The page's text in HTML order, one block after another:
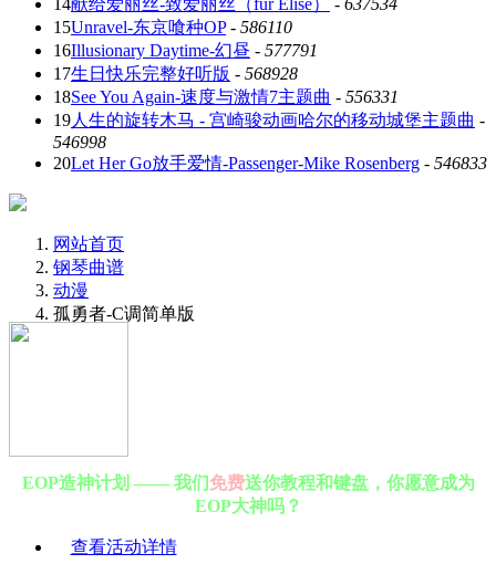
14献给爱丽丝-致爱丽丝（für Elise） - 637534
15Unravel-东京喰种OP- 586110
16Illusionary Daytime-幻昼 - 577791
17生日快乐完整好听版 - 568928
18See You Again-速度与激情7主题曲 - 556331
19人生的旋转木马 - 宫崎骏动画哈尔的移动城堡主题曲 -
546998
20Let Her Go放手爱情-Passenger-Mike Rosenberg - 546833
网站首页
钢琴曲谱
动漫
孤勇者-C调简单版
EOP造神计划 —— 我们免费送你教程和键盘，你愿意成为
EOP大神吗？
查看活动详情